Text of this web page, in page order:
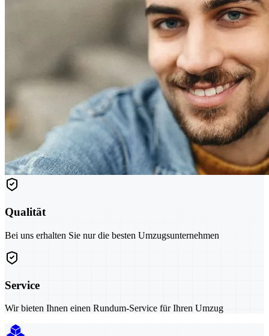
Qualität
Bei uns erhalten Sie nur die besten Umzugsunternehmen
Service
Wir bieten Ihnen einen Rundum-Service für Ihren Umzug